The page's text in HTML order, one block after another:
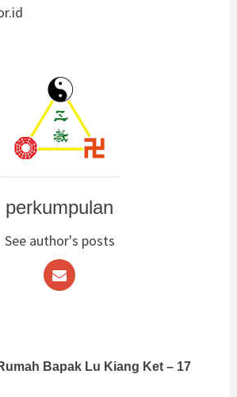
perkumpulan
See author's posts
Bapak Lu Kiang Ket – 17